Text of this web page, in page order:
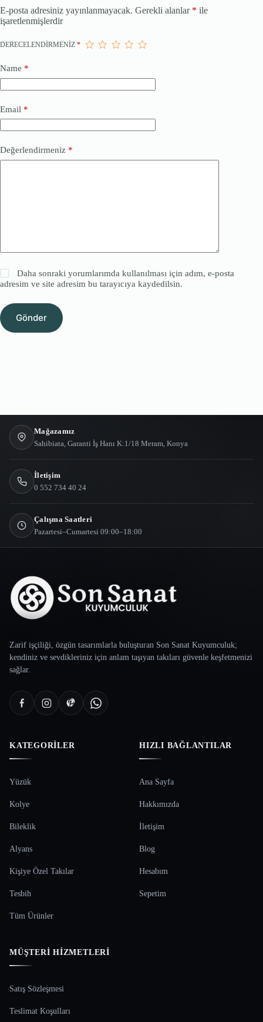
E-posta adresiniz yayınlanmayacak. Gerekli alanlar * ile
işaretlenmişlerdir
DERECELENDIRMENIZ *
Name *
Email *
Değerlendirmeniz *
Daha sonraki yorumlarımda kullanılması için adım, e-posta
adresim ve site adresim bu tarayıcıya kaydedilsin.
Gönder
Mağazamız
Sahibiata, Garanti İş Hanı K:1/18 Meram, Konya
İletişim
0 552 734 40 24
Çalışma Saatleri
Pazartesi–Cumartesi 09:00–18:00
Zarif işçiliği, özgün tasarımlarla buluşturan Son Sanat Kuyumculuk;
kendiniz ve sevdikleriniz için anlam taşıyan takıları güvenle keşfetmenizi
sağlar.
KATEGORILER
Yüzük
Kolye
Bileklik
Alyans
Kişiye Özel Takılar
Tesbih
Tüm Ürünler
HIZLI BAĞLANTILAR
Ana Sayfa
Hakkımızda
İletişim
Blog
Hesabım
Sepetim
MÜŞTERI HIZMETLERI
Satış Sözleşmesi
Teslimat Koşulları